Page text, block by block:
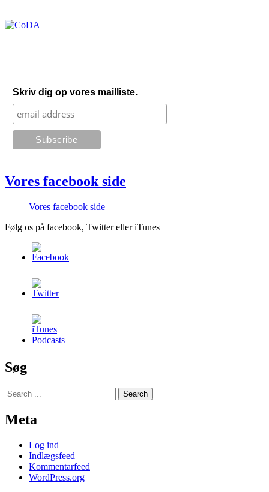
Skriv dig op vores mailliste.
Vores facebook side
Vores facebook side
Følg os på facebook, Twitter eller iTunes
Søg
Meta
Log ind
Indlægsfeed
Kommentarfeed
WordPress.org